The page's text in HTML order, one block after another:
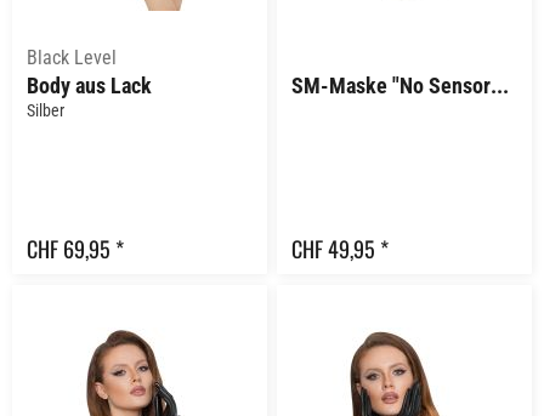
Black Level
Body aus Lack
Silber
CHF 69,95 *
SM-Maske "No Sensor Glossy"
CHF 49,95 *